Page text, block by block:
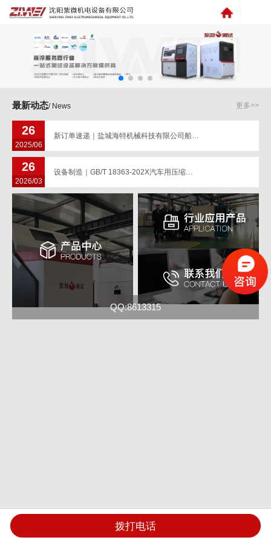
最新动态/ News 更多>>
26
2025/06
26
2026/03
QQ:8613315
拨打电话